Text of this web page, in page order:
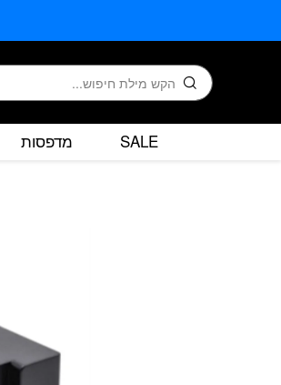
חיפוש
SALE מדפסות